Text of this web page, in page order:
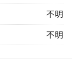
不明
不明